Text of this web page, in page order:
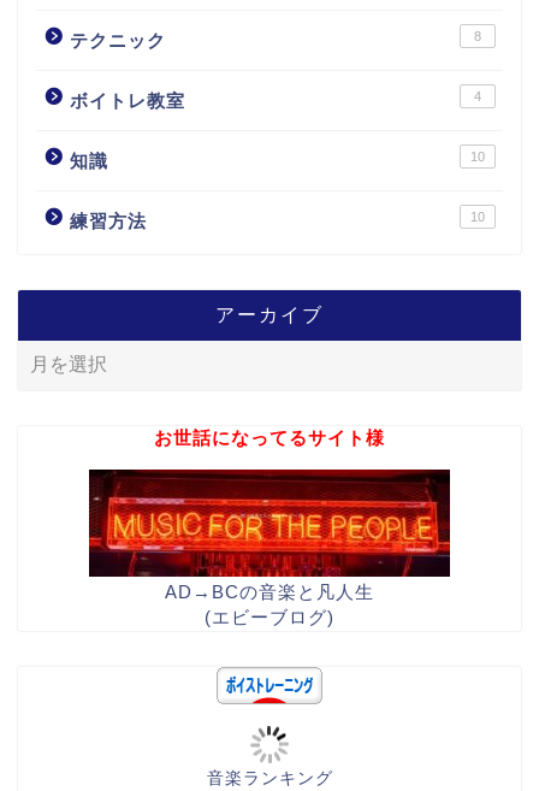
テクニック 8
ボイトレ教室 4
知識 10
練習方法 10
アーカイブ
お世話になってるサイト様
AD→BCの音楽と凡人生
(エビーブログ)
音楽ランキング